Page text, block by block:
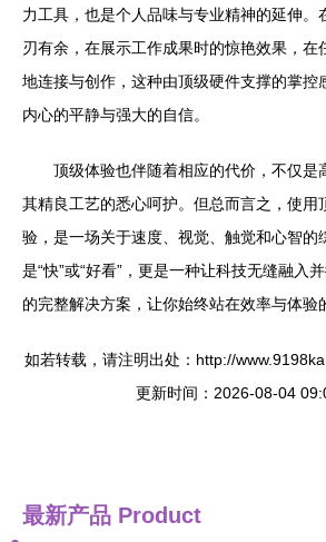
力工具，也是个人品味与专业精神的延伸。
刃有余，在展示工作成果时的惊艳效果，在
地连接与创作，这种由顶级硬件支撑的掌控
内心的平静与强大的自信。
顶级体验也伴随着相应的代价，不仅是
其精良工艺的悉心呵护。但总而言之，使用
验，是一场关于速度、视觉、触觉和心智的
是“快”或“好看”，更是一种让科技无缝融入
的完整解决方案，让你始终站在效率与体验
如若转载，请注明出处：http://
更新时间：2026-08-04
最新产品 Product